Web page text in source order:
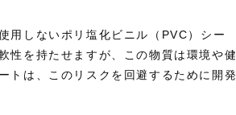
用しないポリ塩化ビニル（PVC）シー
性を持たせますが、この物質は環境や健
トは、このリスクを回避するために開発